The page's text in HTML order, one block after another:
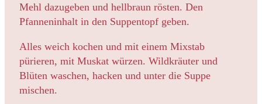
Mehl dazugeben und hellbraun rösten. Den
Pfanneninhalt in den Suppentopf geben.
Alles weich kochen und mit einem Mixstab
pürieren, mit Muskat würzen. Wildkräuter und
Blüten waschen, hacken und unter die Suppe
mischen.